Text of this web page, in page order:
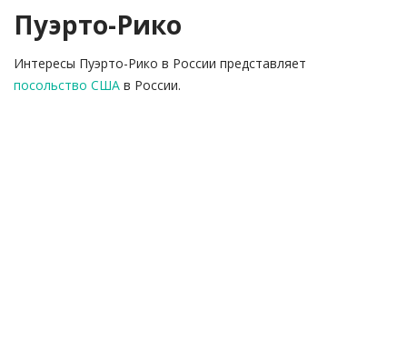
Пуэрто-Рико
Интересы Пуэрто-Рико в России представляет
посольство США в России.